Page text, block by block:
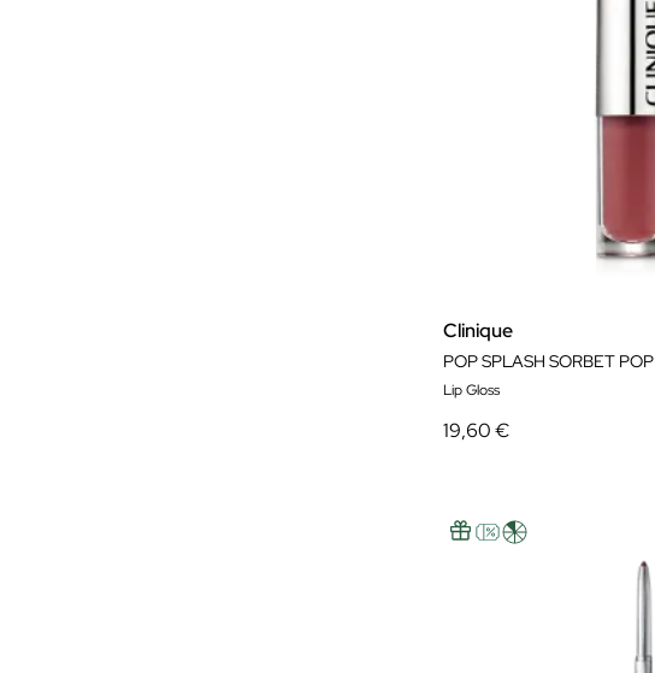
Clinique
POP SPLASH SORBET POP
Lip Gloss
19,60 €